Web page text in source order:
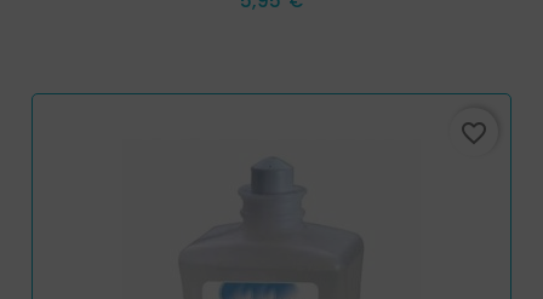
favorite_border